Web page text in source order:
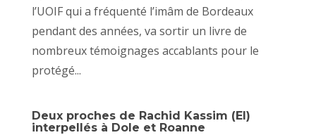
l’UOIF qui a fréquenté l’imâm de Bordeaux
pendant des années, va sortir un livre de
nombreux témoignages accablants pour le
protégé...
Deux proches de Rachid Kassim (EI)
interpellés à Dole et Roanne